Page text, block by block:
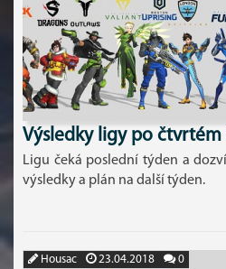
Výsledky ligy po čtvrtém
Ligu čeká poslední týden a
výsledky a plán na další týden.
Housac 23.04.2018 0